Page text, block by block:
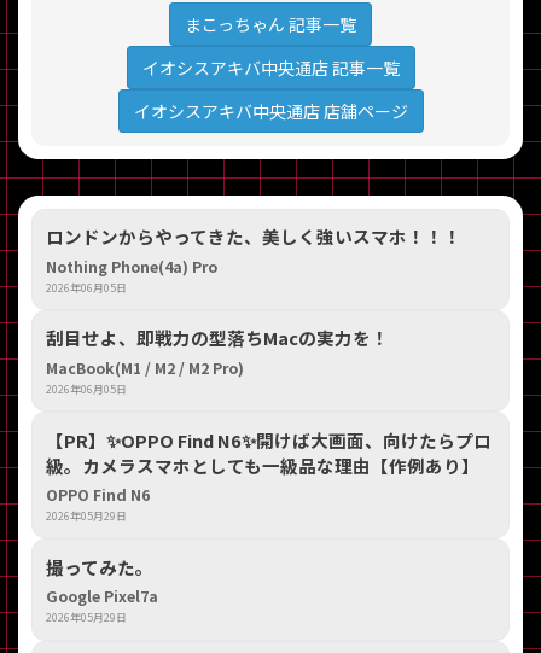
まこっちゃん 記事一覧
イオシスアキバ中央通店 記事一覧
イオシスアキバ中央通店 店舗ページ
ロンドンからやってきた、美しく強いスマホ！！！
Nothing Phone(4a) Pro
2026年06月05日
刮目せよ、即戦力の型落ちMacの実力を！
MacBook(M1 / M2 / M2 Pro)
2026年06月05日
【PR】​✨OPPO Find N6✨開けば大画面、向けたらプロ
級。カメラスマホとしても一級品な理由【作例あり】
OPPO Find N6
2026年05月29日
撮ってみた。
Google Pixel7a
2026年05月29日